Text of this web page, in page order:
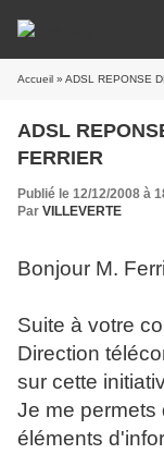
Accueil » ADSL REPONSE
ADSL
FERRIER
Publié le 12/12/2008 à
Par VILLEVERTE
Bonjour M.
Suite à votre
Direction
sur cette
Je me permets
éléments